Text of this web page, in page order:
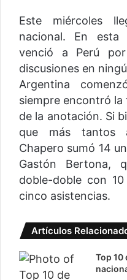
Este miércoles
nacional. En esta
venció a Perú
discusiones en
Argentina
siempre encontró la
de la anotación. Si
que más tantos
Chapero sumó 14
Gastón Bertona,
doble-doble con
cinco asistencias.
Artículos
Top